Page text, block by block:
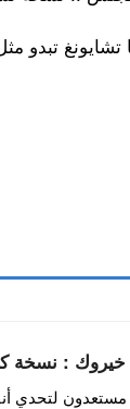
خيروك : نسخة
مستعدون لتحدي